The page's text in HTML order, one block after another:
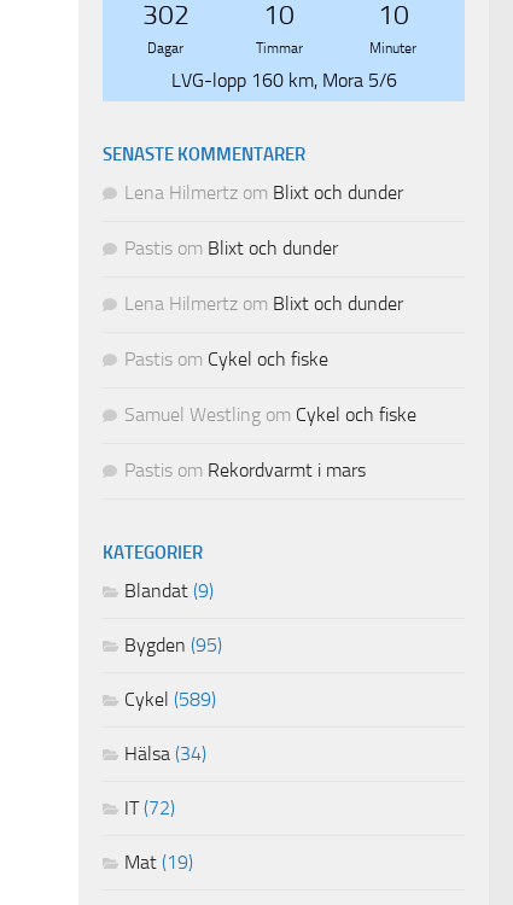
302
Dagar
10
Timmar
10
Minuter
LVG-lopp 160 km, Mora 5/6
SENASTE KOMMENTARER
Lena Hilmertz om Blixt och dunder
Pastis om Blixt och dunder
Lena Hilmertz om Blixt och dunder
Pastis om Cykel och fiske
Samuel Westling om Cykel och fiske
Pastis om Rekordvarmt i mars
KATEGORIER
Blandat (9)
Bygden (95)
Cykel (589)
Hälsa (34)
IT(72)
Mat (19)